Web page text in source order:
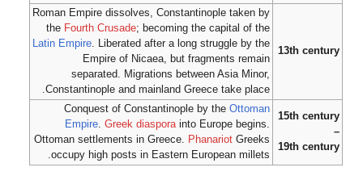
13th century
Roman Empire dissolves, Constantinople taken by
the Fourth Crusade; becoming the capital of the
Latin Empire . Liberated after a long struggle by the
Empire of Nicaea, but fragments remain
separated. Migrations between Asia Minor,
Constantinople and mainland Greece take place.
15th century
–
19th century
Conquest of Constantinople by theOttoman
Empire .Greek diaspora into Europe begins.
Ottoman settlements in Greece.
Phanariot Greeks
occupy high posts in Eastern European millets.